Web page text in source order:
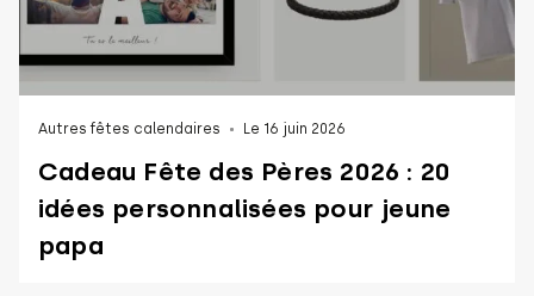
Autres fêtes calendaires Le 16 juin 2026
Cadeau Fête des Pères 2026 : 20
idées personnalisées pour jeune
papa